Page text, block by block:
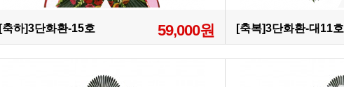
[축하]3단화환-15호 59,000원 [축복]3단화환-대11호